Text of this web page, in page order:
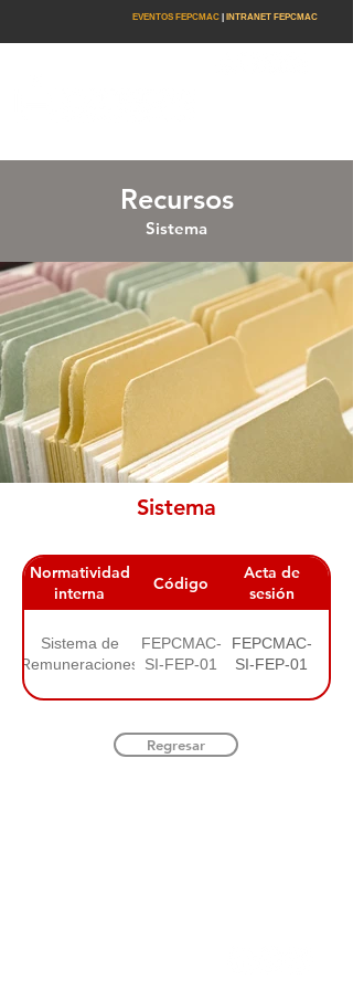
EVENTOS FEPCMAC INTRANET FEPCMAC
Recursos
Sistema
Sistema
Normatividad
interna
Código
Acta de
sesión
Sistema de
Remuneraciones
FEPCMAC-
SI-FEP-01
FEPCMAC-
SI-FEP-01
Regresar